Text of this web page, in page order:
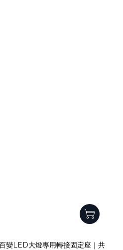
變LED大燈專用轉接固定座｜共